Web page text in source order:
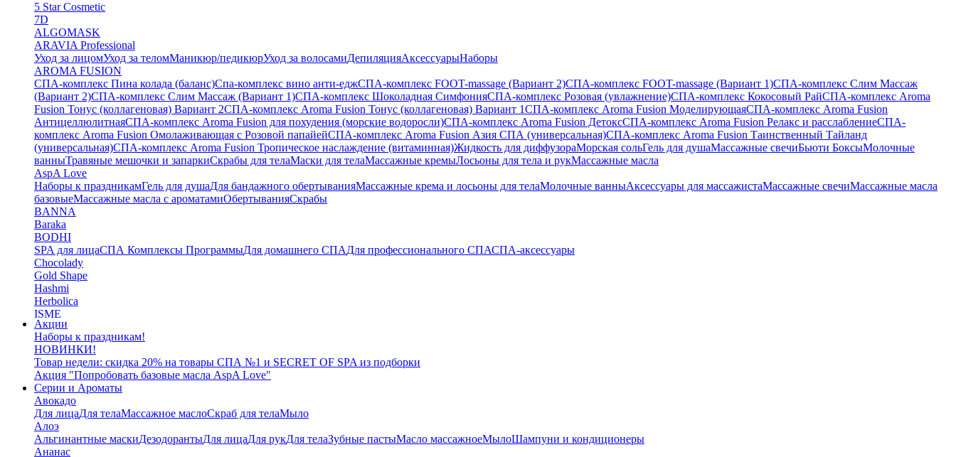
5 Star Cosmetic
7D
ALGOMASK
ARAVIA Professional
Уход за лицомУход за теломМаникюр/педикюрУход за волосамиДепиляцияАксессуарыНаборы
AROMA FUSION
СПА-комплекс Пина колада (баланс)Cпа-комплекс вино анти-еджСПА-комплекс FOOT-massage (Вариант 2)СПА-комплекс FOOT-massage (Вариант 1)СПА-комплекс Слим Массаж
(Вариант 2)СПА-комплекс Слим Массаж (Вариант 1)СПА-комплекс Шоколадная СимфонияСПА-комплекс Розовая (увлажнение)СПА-комплекс Кокосовый РайСПА-комплекс Aroma
Fusion Тонус (коллагеновая) Вариант 2СПА-комплекс Aroma Fusion Тонус (коллагеновая) Вариант 1СПА-комплекс Aroma Fusion МоделирующаяСПА-комплекс Aroma Fusion
АнтицеллюлитнаяСПА-комплекс Aroma Fusion для похудения (морские водоросли)СПА-комплекс Aroma Fusion ДетоксСПА-комплекс Aroma Fusion Релакс и расслаблениеСПА-
комплекс Aroma Fusion Омолаживающая с Розовой папайейСПА-комплекс Aroma Fusion Азия СПА (универсальная)СПА-комплекс Aroma Fusion Таинственный Тайланд
(универсальная)СПА-комплекс Aroma Fusion Тропическое наслаждение (витаминная)Жидкость для диффузораМорская сольГель для душаМассажные свечиБьюти БоксыМолочные
ванныТравяные мешочки и запаркиСкрабы для телаМаски для телаМассажные кремыЛосьоны для тела и рукМассажные масла
AspA Love
Наборы к праздникамГель для душаДля бандажного обертыванияМассажные крема и лосьоны для телаМолочные ванныАксессуары для массажистаМассажные свечиМассажные масла
базовыеМассажные масла с ароматамиОбертыванияСкрабы
BANNA
Baraka
BODHI
SPA для лицаСПА Комплексы ПрограммыДля домашнего СПАДля профессионального СПАСПА-аксессуары
Chocolady
Gold Shape
Hashmi
Herbolica
ISME
Jinda
Juman
Katha
Kelebek
Kokonut
Маски для тела
L'Cosmetics
LAMENATT
NARDA
NEWSKY
Акции
Наборы к праздникам!
НОВИНКИ!
Товар недели: скидка 20% на товары СПА №1 и SECRET OF SPA из подборки
Акция "Попробовать базовые масла AspA Love"
Серии и Ароматы
Авокадо
Для лицаДля телаМассажное маслоСкраб для телаМыло
Алоэ
Альгинантные маскиДезодорантыДля лицаДля рукДля телаЗубные пастыМасло массажноеМылоШампуни и кондиционеры
Ананас